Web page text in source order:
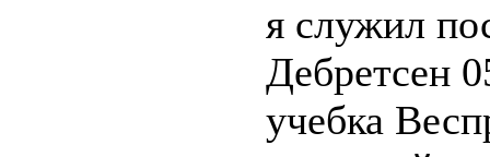
я служил
Дебретсен
учебка